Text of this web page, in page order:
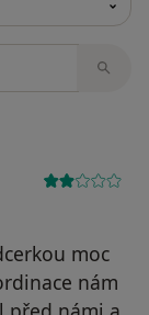
moc
nám